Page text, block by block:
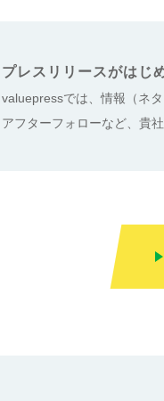
プレスリリースがはじ
valuepressでは、情報（ネ
アフターフォローなど、貴